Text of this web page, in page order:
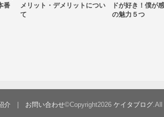
番
メリット・デメリットについ
て
ドが好き！僕が
の魅力５つ
介 お問い合わせ©Copyright2026 ケイタブログ.All